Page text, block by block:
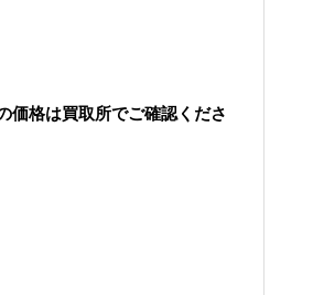
価格は買取所でご確認くださ